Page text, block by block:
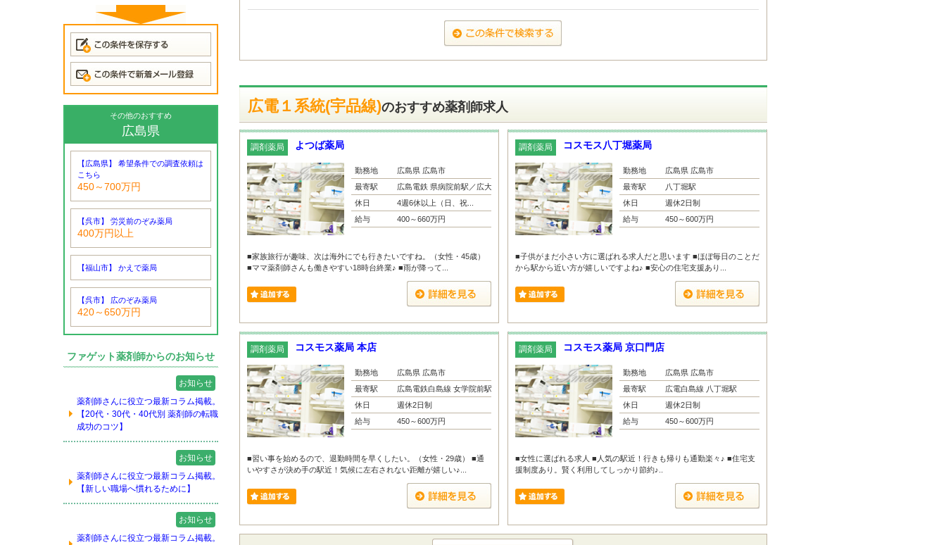
その他のおすすめ
広島県
【広島県】 希望条件での調査依頼は
こちら
450～700万円
【呉市】 労災前のぞみ薬局
400万円以上
【福山市】 かえで薬局
【呉市】 広のぞみ薬局
420～650万円
ファゲット薬剤師からのお知らせ
お知らせ
薬剤師さんに役立つ最新コラム掲載。
【20代・30代・40代別 薬剤師の転職
成功のコツ】
お知らせ
薬剤師さんに役立つ最新コラム掲載。
【新しい職場へ慣れるために】
お知らせ
薬剤師さんに役立つ最新コラム掲載。
広電１系統(宇品線)のおすすめ薬剤師求人
調剤薬局 よつば薬局
勤務地
広島県 広島市
最寄駅
広島電鉄 県病院前駅／広大附...
休日
4週6休以上（日、祝...
給与
400～660万円
■家族旅行が趣味、次は海外にでも行きたいですね。（女性・45歳）
■ママ薬剤師さんも働きやすい18時台終業♪ ■雨が降って...
調剤薬局 コスモス八丁堀薬局
勤務地
広島県 広島市
最寄駅
八丁堀駅
休日
週休2日制
給与
450～600万円
■子供がまだ小さい方に選ばれる求人だと思います ■ほぼ毎日のことだ
から駅から近い方が嬉しいですよね♪ ■安心の住宅支援あり...
調剤薬局 コスモス薬局 本店
勤務地
広島県 広島市
最寄駅
広島電鉄白島線 女学院前駅
休日
週休2日制
給与
450～600万円
■習い事を始めるので、退勤時間を早くしたい。（女性・29歳） ■通
いやすさが決め手の駅近！気候に左右されない距離が嬉しい♪...
調剤薬局 コスモス薬局 京口門店
勤務地
広島県 広島市
最寄駅
広電白島線 八丁堀駅
休日
週休2日制
給与
450～600万円
■女性に選ばれる求人 ■人気の駅近！行きも帰りも通勤楽々♪ ■住宅支
援制度あり。賢く利用してしっかり節約♪..